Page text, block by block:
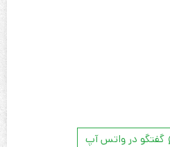
گفتگو در واتس آپ